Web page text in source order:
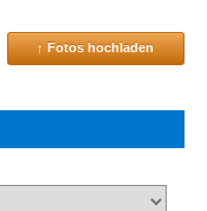
↑ Fotos hochladen